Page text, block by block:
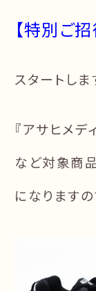
【特別ご招
スタートし
『アサヒメデ
など対象商
になります